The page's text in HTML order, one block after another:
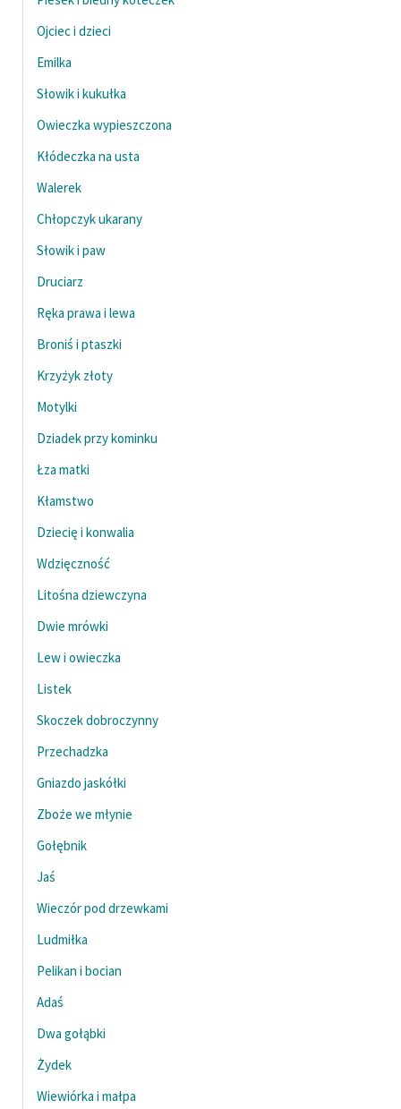
Ojciec i dzieci
Emilka
Słowik i kukułka
Owieczka wypieszczona
Kłódeczka na usta
Walerek
Chłopczyk ukarany
Słowik i paw
Druciarz
Ręka prawa i lewa
Broniś i ptaszki
Krzyżyk złoty
Motylki
Dziadek przy kominku
Łza matki
Kłamstwo
Dziecię i konwalia
Wdzięczność
Litośna dziewczyna
Dwie mrówki
Lew i owieczka
Listek
Skoczek dobroczynny
Przechadzka
Gniazdo jaskółki
Zboże we młynie
Gołębnik
Jaś
Wieczór pod drzewkami
Ludmiłka
Pelikan i bocian
Adaś
Dwa gołąbki
Żydek
Wiewiórka i małpa